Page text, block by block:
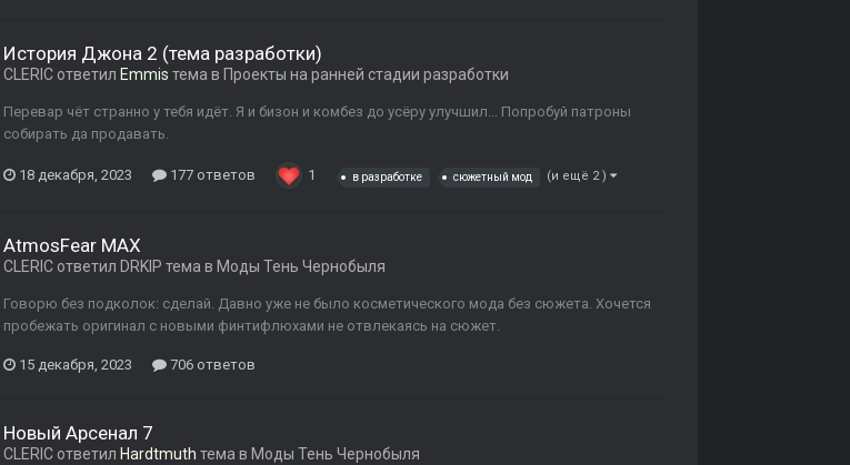
История Джона 2 (тема разработки)
CLERIC ответил Emmis тема в Проекты на ранней стадии разработки
Перевар чёт странно у тебя идёт. Я и бизон и комбез до усёру улучшил... Попробуй патроны
собирать да продавать.
18 декабря, 2023 177 ответов 1 в разработке сюжетный мод (и ещё 2 )
AtmosFear MAX
CLERIC ответил DRKIP тема в Моды Тень Чернобыля
Говорю без подколок: сделай. Давно уже не было косметического мода без сюжета. Хочется
пробежать оригинал с новыми финтифлюхами не отвлекаясь на сюжет.
15 декабря, 2023 706 ответов
Новый Арсенал 7
CLERIC ответил Hardtmuth тема в Моды Тень Чернобыля